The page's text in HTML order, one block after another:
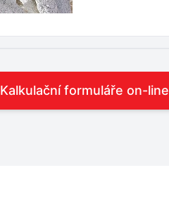
Kalkulační formuláře on-line